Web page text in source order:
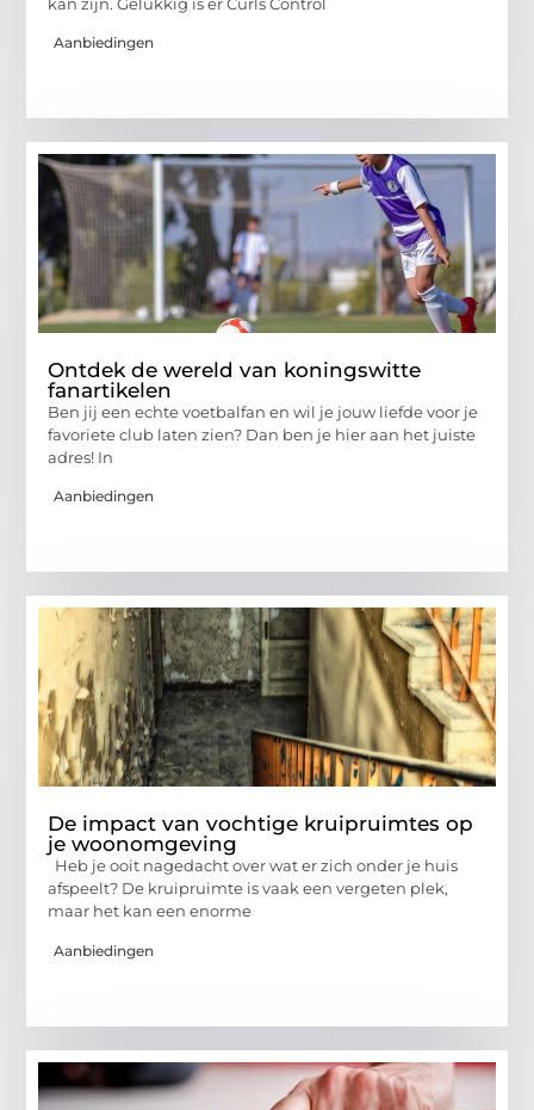
Aanbiedingen
Ontdek de wereld van koningswitte
fanartikelen
Ben jij een echte voetbalfan en wil je jouw liefde voor je
favoriete club laten zien? Dan ben je hier aan het juiste
adres! In
Aanbiedingen
De impact van vochtige kruipruimtes op
je woonomgeving
Heb je ooit nagedacht over wat er zich onder je huis
afspeelt? De kruipruimte is vaak een vergeten plek,
maar het kan een enorme
Aanbiedingen